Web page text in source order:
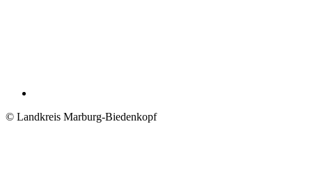
© Landkreis Marburg-Biedenkopf